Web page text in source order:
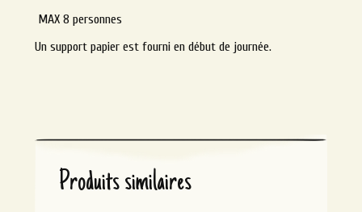
MAX 8 personnes
Un support papier est fourni en début de journée.
Produits similaires